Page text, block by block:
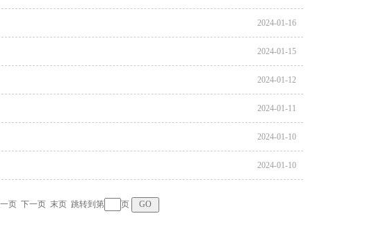
2024-01-16
2024-01-15
2024-01-12
2024-01-11
2024-01-10
2024-01-10
页 下一页 末页 跳转到第 页